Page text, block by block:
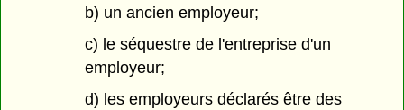
b) un ancien employeur;
c) le séquestre de l'entreprise d'un
employeur;
d) les employeurs déclarés être des